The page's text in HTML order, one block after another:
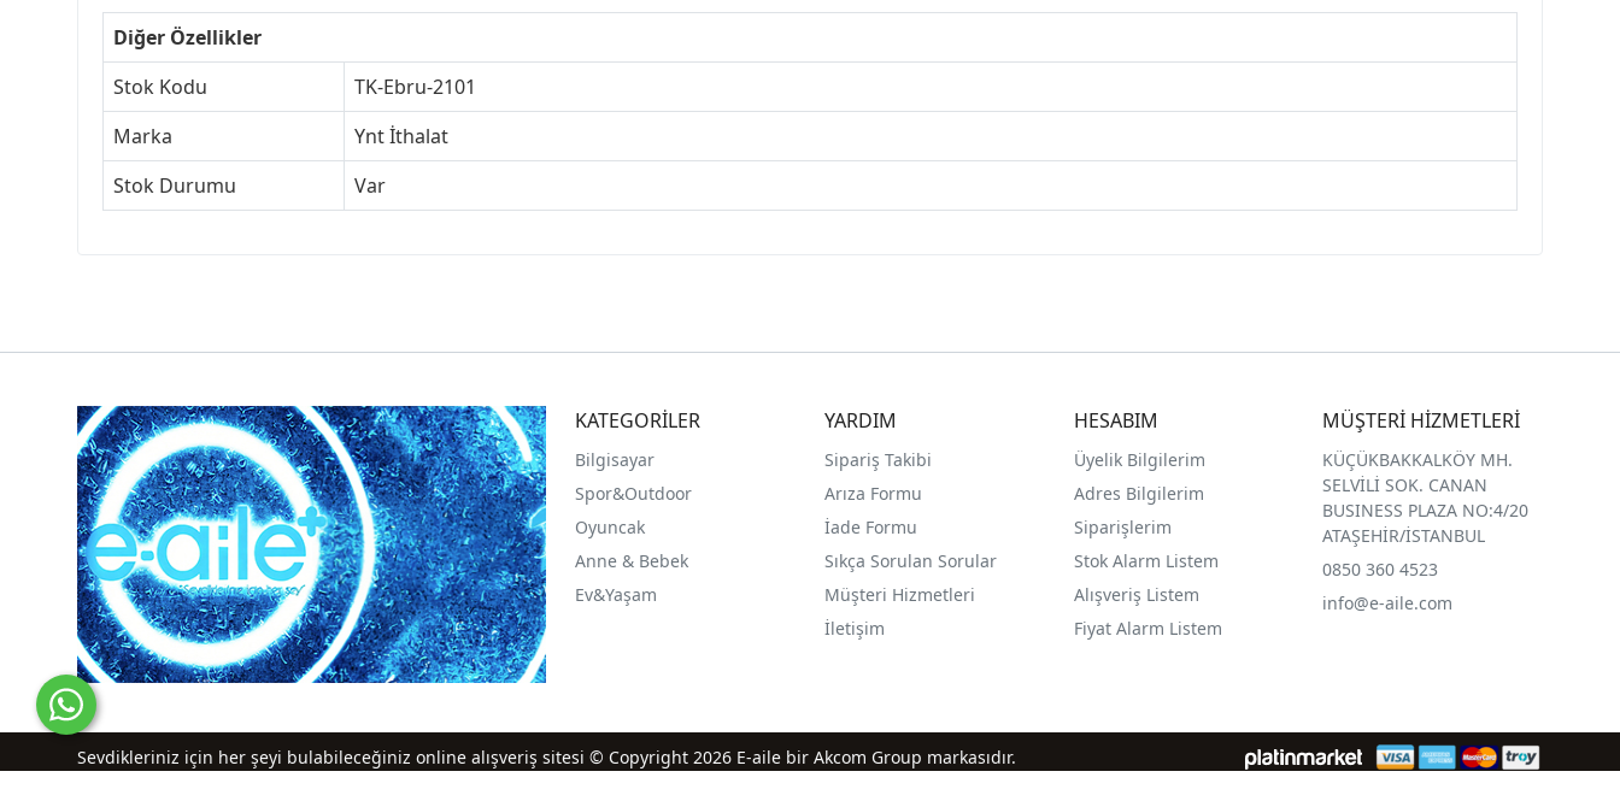
Diğer Özellikler
Stok Kodu
TK-Ebru-2101
Marka
Ynt İthalat
Stok Durumu
Var
KATEGORİLER
Bilgisayar
Spor&Outdoor
Oyuncak
Anne & Bebek
Ev&Yaşam
YARDIM
Sipariş Takibi
Arıza Formu
İade Formu
Sıkça Sorulan Sorular
Müşteri Hizmetleri
İletişim
HESABIM
Üyelik Bilgilerim
Adres Bilgilerim
Siparişlerim
Stok Alarm Listem
Alışveriş Listem
Fiyat Alarm Listem
MÜŞTERİ HİZMETLERİ
KÜÇÜKBAKKALKÖY MH.
SELVİLİ SOK. CANAN
BUSINESS PLAZA NO:4/20
ATAŞEHİR/İSTANBUL
0850 360 4523
info@e-aile.com
Sevdikleriniz için her şeyi bulabileceğiniz online alışveriş sitesi © Copyright 2026 E-aile bir Akcom Group markasıdır.